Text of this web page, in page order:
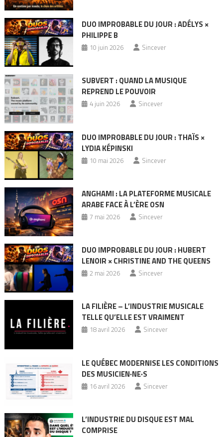
DUO IMPROBABLE DU JOUR : ADÉLYS ×
PHILIPPE B
10 juin 2026 Sincever
SUBVERT : QUAND LA MUSIQUE
REPREND LE POUVOIR
4 juin 2026 Sincever
DUO IMPROBABLE DU JOUR : THAÏS ×
LYDIA KÉPINSKI
10 mai 2026 Sincever
ANGHAMI : LA PLATEFORME MUSICALE
ARABE FACE À L’ÈRE OSN
7 mai 2026 Sincever
DUO IMPROBABLE DU JOUR : HUBERT
LENOIR × CHRISTINE AND THE QUEENS
2 mai 2026 Sincever
LA FILIÈRE – L’INDUSTRIE MUSICALE
TELLE QU’ELLE EST VRAIMENT
18 avril 2026 Sincever
LE QUÉBEC MODERNISE LES CONDITIONS
DES MUSICIEN·NE·S
16 avril 2026 Sincever
L’INDUSTRIE DU DISQUE EST MAL
COMPRISE